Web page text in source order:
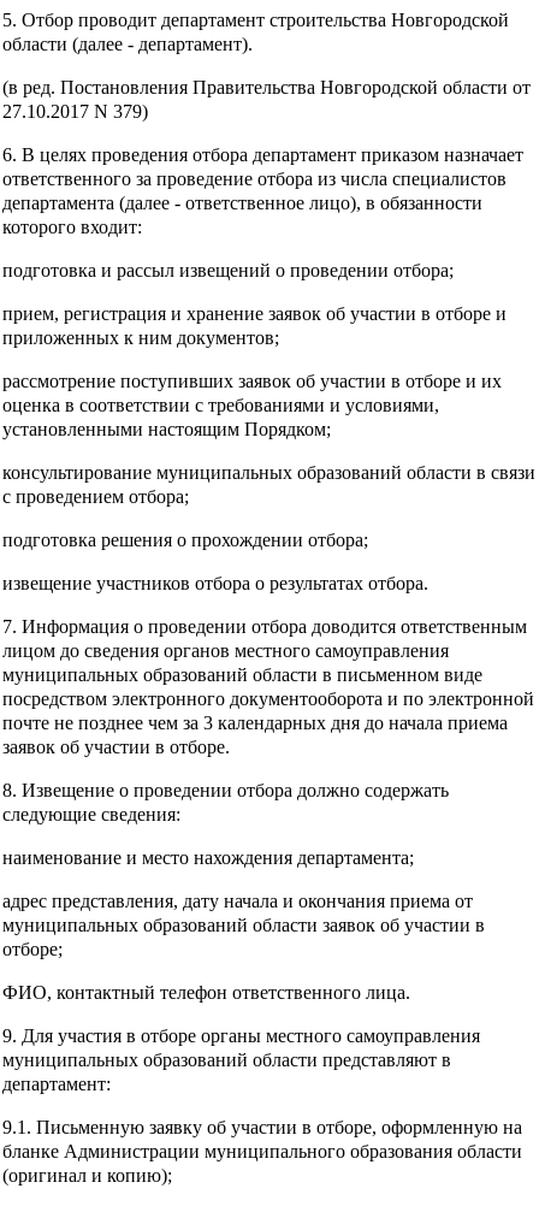
5. Отбор проводит департамент строительства Новгородской
области (далее - департамент).
(в ред. Постановления Правительства Новгородской области от
27.10.2017 N 379)
6. В целях проведения отбора департамент приказом назначает
ответственного за проведение отбора из числа специалистов
департамента (далее - ответственное лицо), в обязанности
которого входит:
подготовка и рассыл извещений о проведении отбора;
прием, регистрация и хранение заявок об участии в отборе и
приложенных к ним документов;
рассмотрение поступивших заявок об участии в отборе и их
оценка в соответствии с требованиями и условиями,
установленными настоящим Порядком;
консультирование муниципальных образований области в связи
с проведением отбора;
подготовка решения о прохождении отбора;
извещение участников отбора о результатах отбора.
7. Информация о проведении отбора доводится ответственным
лицом до сведения органов местного самоуправления
муниципальных образований области в письменном виде
посредством электронного документооборота и по электронной
почте не позднее чем за 3 календарных дня до начала приема
заявок об участии в отборе.
8. Извещение о проведении отбора должно содержать
следующие сведения:
наименование и место нахождения департамента;
адрес представления, дату начала и окончания приема от
муниципальных образований области заявок об участии в
отборе;
ФИО, контактный телефон ответственного лица.
9. Для участия в отборе органы местного самоуправления
муниципальных образований области представляют в
департамент:
9.1. Письменную заявку об участии в отборе, оформленную на
бланке Администрации муниципального образования области
(оригинал и копию);